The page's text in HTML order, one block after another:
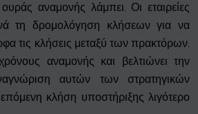
αναμονής λάμπει. Οι εταιρείες
τη δρομολόγηση κλήσεων για να
τις κλήσεις μεταξύ των πρακτόρων.
αναμονής και βελτιώνει την
αυτών των στρατηγικών
κλήση υποστήριξης λιγότερο